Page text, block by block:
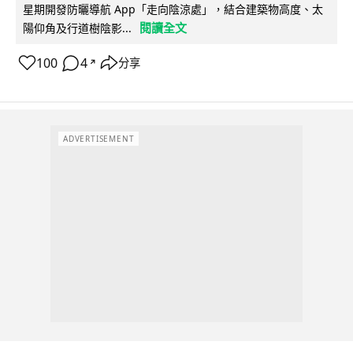
星期開發防曬導航 App「走向陰涼處」，結合建築物高度、太
陽仰角及行道樹陰影...
閱讀全文
100 4 ↗ 分享
ADVERTISEMENT